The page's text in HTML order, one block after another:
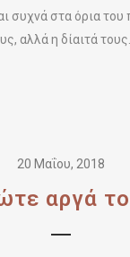
συχνά στα όρια
αλλά η δίαιτά τους...
20 Μαΐου, 2018
αργά